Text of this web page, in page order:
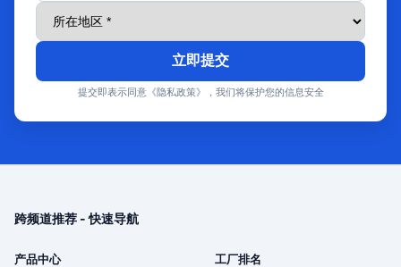
立即提交
提交即表示同意《隐私政策》，我们将保护您的信息安全
跨频道推荐 - 快速导航
产品中心 工厂排名